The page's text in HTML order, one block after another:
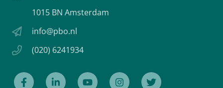
1015 BN Amsterdam
info@pbo.nl
(020) 6241934